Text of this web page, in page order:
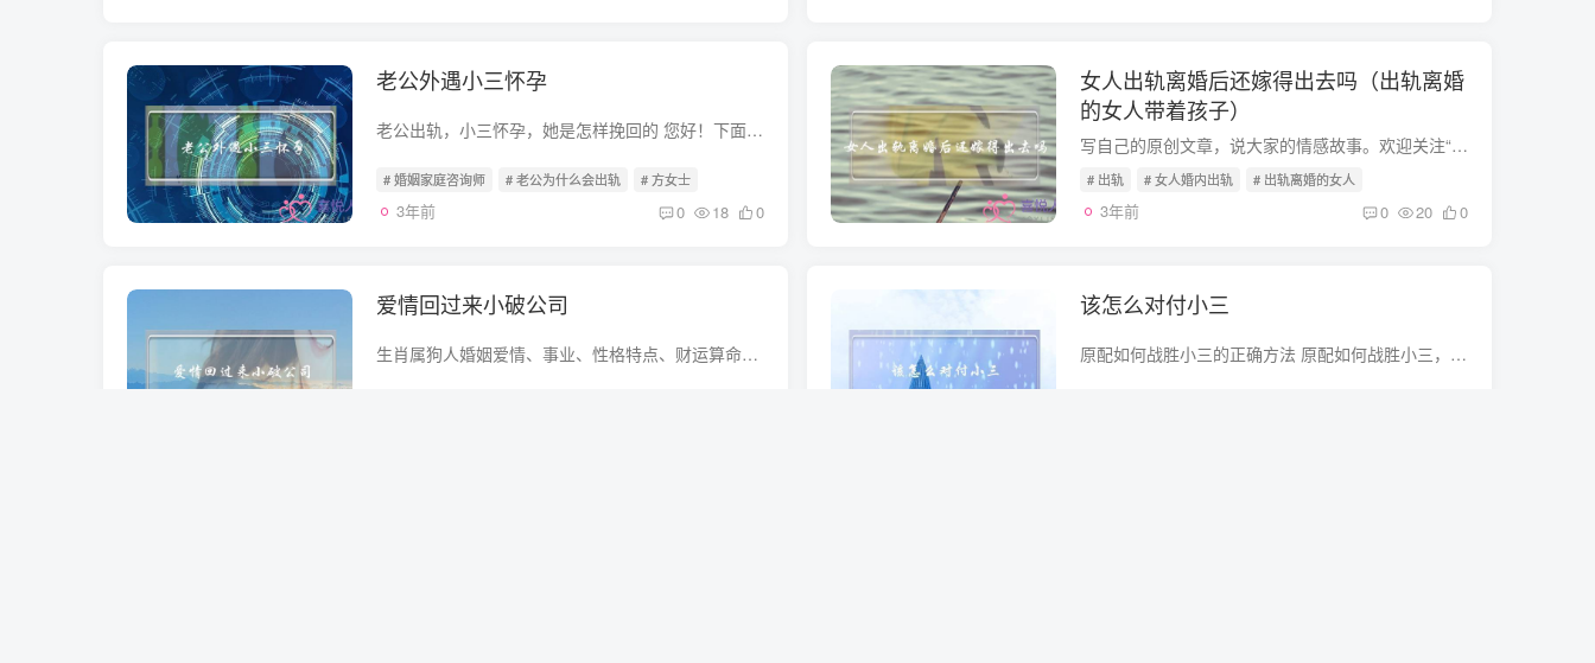
老公外遇小三怀孕
老公出轨，小三怀孕，她是怎样挽回的 您好！下面是《老公出轨，小三怀孕，她是怎样挽回的》的原文，现复制粘贴于此，供您阅读。 老公出轨让她承受了太长时间、太多的痛苦，从怀疑到证实，从老公...
# 婚姻家庭咨询师 # 老公为什么会出轨 # 方女士
3年前 0 18 0
女人出轨离婚后还嫁得出去吗（出轨离婚
的女人带着孩子）
写自己的原创文章，说大家的情感故事。欢迎关注“头婚眼花”。有个女人婚内出轨，与丈夫离婚后与所谓的真爱结婚。结果离婚后半年，被前夫发现婚内出轨证据。前夫曝光了她不守妇道的事实，导致现...
# 出轨 # 女人婚内出轨 # 出轨离婚的女人
3年前 0 20 0
爱情回过来小破公司
生肖属狗人婚姻爱情、事业、性格特点、财运算命预测 狗在十二生肖中排行第十一，与十二地支中配属“戌”，故一天十二时辰中的“戌时”，即是晚上七点至九点称为戌时，又称“狗时”。由于狗具有...
该怎么对付小三
原配如何战胜小三的正确方法 原配如何战胜小三，如果想挽回老公，小三最怕原配这么做： 一、【控制好自己的情绪】 大多数女人在坐实了老公出轨的那一刻起，精神世界分崩离析，第一时间像发了疯...